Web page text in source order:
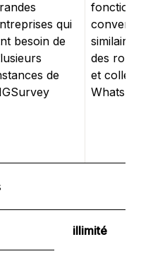
qui
besoin de
de
des
et
illimité